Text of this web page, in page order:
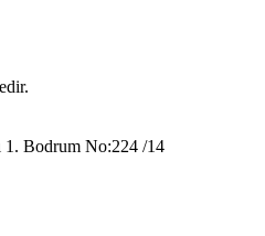
1. Bodrum No:224 /14